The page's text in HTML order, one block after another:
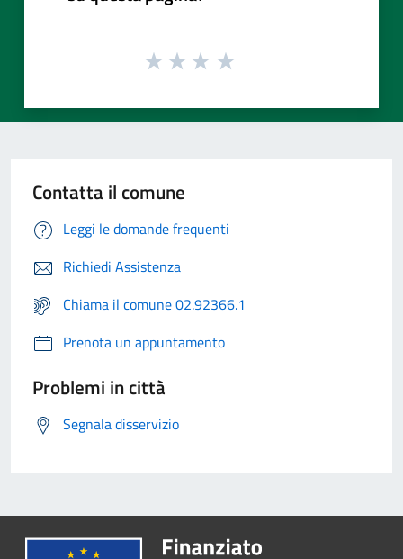
Contatta il comune
Leggi le domande frequenti
Richiedi Assistenza
Chiama il comune 02.92366.1
Prenota un appuntamento
Problemi in città
Segnala disservizio